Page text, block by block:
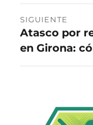
SIGUIENTE
Entrada
siguiente:
Atasco por
en Girona: